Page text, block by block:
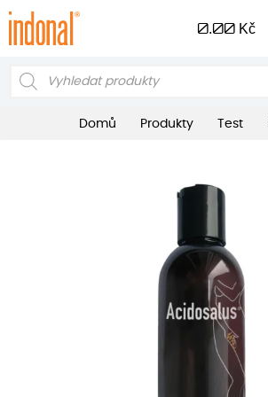
0.00 Kč
Products
Domů Produkty Test